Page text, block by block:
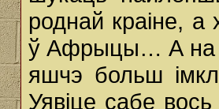
роднай краіне, а
ў Афрыцы… А на
яшчэ больш
Уявіце сабе вось